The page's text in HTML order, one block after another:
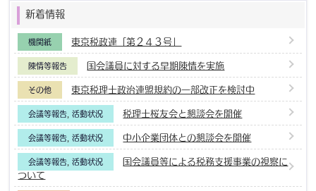
新着情報
機関紙 東京税政連「第２４３号」
陳情等報告 国会議員に対する早期陳情を実施
その他 東京税理士政治連盟規約の一部改正を検討中
会議等報告,活動状況 税理士桜友会と懇談会を開催
会議等報告,活動状況 中小企業団体との懇談会を開催
会議等報告,活動状況
国会議員等による税務支援事業の視察に
ついて